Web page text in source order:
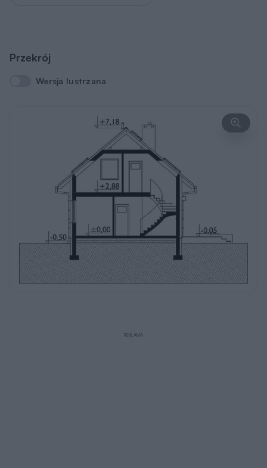
Przekrój
Wersja lustrzana
Wersja lustrzana
REKLAMA